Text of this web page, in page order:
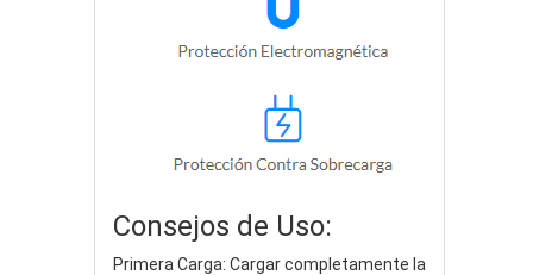
Consejos de Uso:
Primera Carga: Cargar completamente la